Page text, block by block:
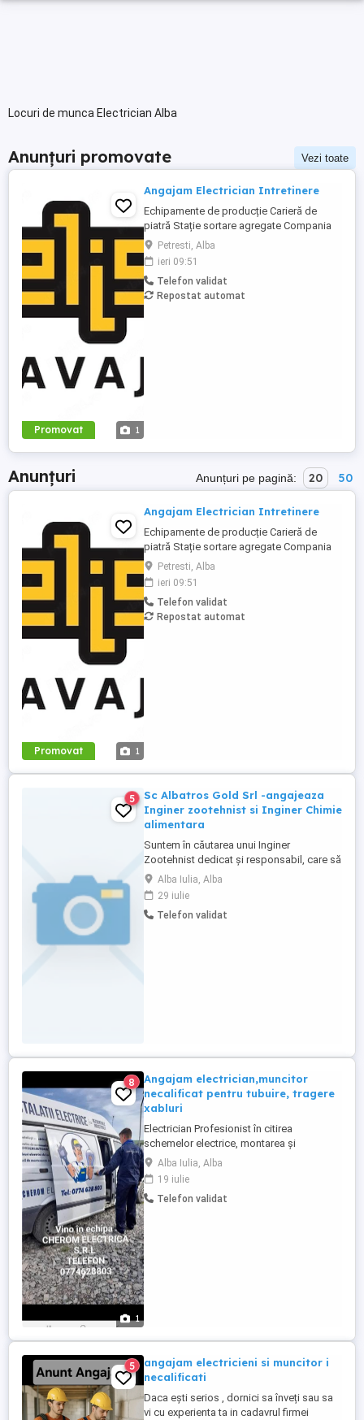
Locuri de munca Electrician Alba
Anunțuri promovate Vezi toate
Promovat 1
Angajam Electrician Intretinere
Echipamente de producție Carieră de
piatră Stație sortare agregate Compania
noastră își mărește echipa și angajează
Electrician Întreținere pentru activități de
mentenanță și reparații ale echipamentelor
din cariera de piatră și instalațiile de
producție sorturi. Responsabilități: -
Petresti, Alba
ieri 09:51
Telefon validat
Repostat automat
Anunțuri Anunțuri pe pagină: 20 50
Promovat 1
Angajam Electrician Intretinere
Echipamente de producție Carieră de
piatră Stație sortare agregate Compania
noastră își mărește echipa și angajează
Electrician Întreținere pentru activități de
mentenanță și reparații ale echipamentelor
din cariera de piatră și instalațiile de
producție sorturi. Responsabilități: -
Petresti, Alba
ieri 09:51
Telefon validat
Repostat automat
5
Sc Albatros Gold Srl -angajeaza
Inginer zootehnist si Inginer Chimie
alimentara
Suntem în căutarea unui Inginer
Zootehnist dedicat și responsabil, care să
se alăture echipei noastre. Cerințe: - Studii
superioare în domeniul zootehniei; -
Cunoștințe privind creșterea și
managementul animalelor; - Spirit de
Alba Iulia, Alba
29 iulie
Telefon validat
1
8
Angajam electrician,muncitor
necalificat pentru tubuire, tragere
xabluri
Electrician Profesionist în citirea
schemelor electrice, montarea și
conexiunile electrice a tablourilor. Ajutor
de electrician pentru pregătirea traselor
circuitelor electrice atât industrial cât și
rezidențial
Alba Iulia, Alba
19 iulie
Telefon validat
5
angajam electricieni si muncitor i
necalificati
Daca ești serios , dornici sa înveți sau sa
vi cu experienta ta in cadavrul firmei